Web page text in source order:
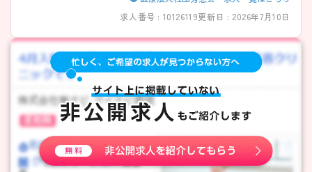
求人番号 : 10126119更新日 : 2026年7月10日